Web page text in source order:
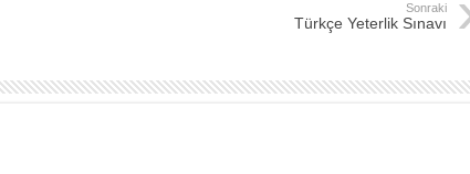
Sonraki
Türkçe Yeterlik Sınavı